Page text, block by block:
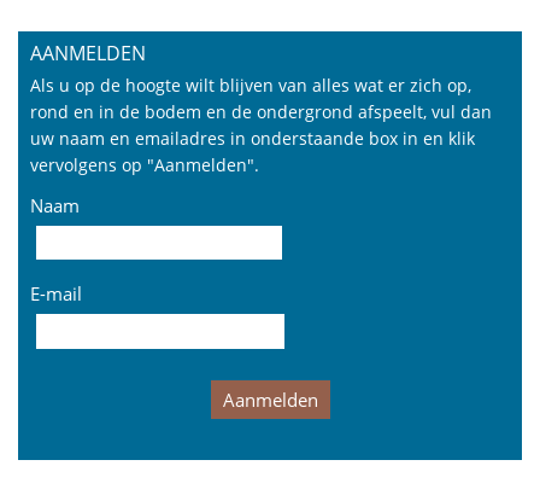
AANMELDEN
Als u op de hoogte wilt blijven van alles wat er zich op,
rond en in de bodem en de ondergrond afspeelt, vul dan
uw naam en emailadres in onderstaande box in en klik
vervolgens op "Aanmelden".
Naam
E-mail
Aanmelden